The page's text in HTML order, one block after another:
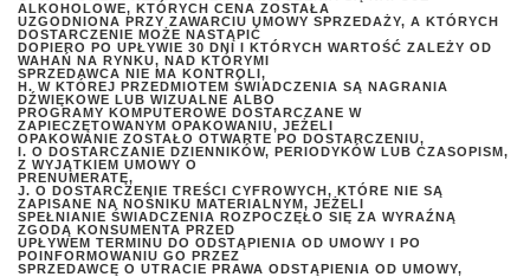
ALKOHOLOWE, KTÓRYCH CENA ZOSTAŁA
UZGODNIONA PRZY ZAWARCIU UMOWY SPRZEDAŻY, A KTÓRYCH
DOSTARCZENIE MOŻE NASTĄPIĆ
DOPIERO PO UPŁYWIE 30 DNI I KTÓRYCH WARTOŚĆ ZALEŻY OD
WAHAŃ NA RYNKU, NAD KTÓRYMI
SPRZEDAWCA NIE MA KONTROLI,
H. W KTÓREJ PRZEDMIOTEM ŚWIADCZENIA SĄ NAGRANIA
DŹWIĘKOWE LUB WIZUALNE ALBO
PROGRAMY KOMPUTEROWE DOSTARCZANE W
ZAPIECZĘTOWANYM OPAKOWANIU, JEŻELI
OPAKOWANIE ZOSTAŁO OTWARTE PO DOSTARCZENIU,
I. O DOSTARCZANIE DZIENNIKÓW, PERIODYKÓW LUB CZASOPISM,
Z WYJĄTKIEM UMOWY O
PRENUMERATĘ,
J. O DOSTARCZENIE TREŚCI CYFROWYCH, KTÓRE NIE SĄ
ZAPISANE NA NOŚNIKU MATERIALNYM, JEŻELI
SPEŁNIANIE ŚWIADCZENIA ROZPOCZĘŁO SIĘ ZA WYRAŹNĄ
ZGODĄ KONSUMENTA PRZED
UPŁYWEM TERMINU DO ODSTĄPIENIA OD UMOWY I PO
POINFORMOWANIU GO PRZEZ
SPRZEDAWCĘ O UTRACIE PRAWA ODSTĄPIENIA OD UMOWY,